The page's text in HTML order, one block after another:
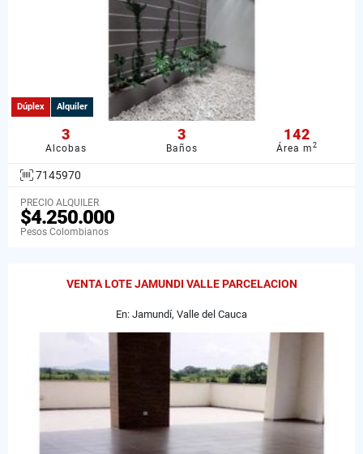
Dúplex Alquiler
3
Alcobas
3
Baños
142
Área m2
7145970
PRECIO ALQUILER
$4.250.000
Pesos Colombianos
VENTA LOTE JAMUNDI VALLE PARCELACION
En: Jamundí, Valle del Cauca